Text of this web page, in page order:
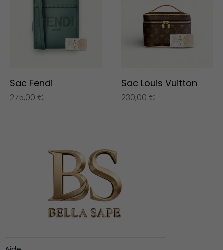
Sac Fendi
275,00 €
Sac Louis Vuitton
230,00 €